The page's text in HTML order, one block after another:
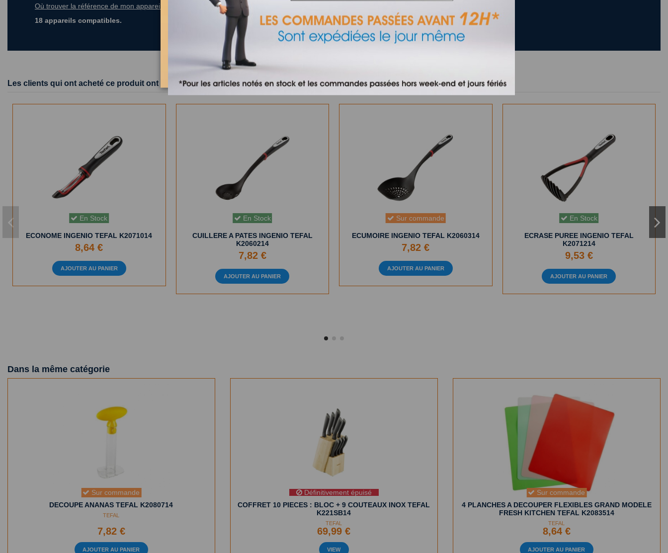
Où trouver la référence de mon appareil ?
18 appareils compatibles.
Les clients qui ont acheté ce produit ont également acheté :
En Stock
ECONOME INGENIO TEFAL K2071014
8,64 €
AJOUTER AU PANIER
En Stock
CUILLERE A PATES INGENIO TEFAL
K2060214
7,82 €
AJOUTER AU PANIER
Sur commande
ECUMOIRE INGENIO TEFAL K2060314
7,82 €
AJOUTER AU PANIER
En Stock
ECRASE PUREE INGENIO TEFAL
K2071214
9,53 €
AJOUTER AU PANIER
Dans la même catégorie
Sur commande
DECOUPE ANANAS TEFAL K2080714
TEFAL
7,82 €
AJOUTER AU PANIER
Définitivement épuisé
COFFRET 10 PIECES : BLOC + 9 COUTEAUX INOX TEFAL
K221SB14
TEFAL
69,99 €
VIEW
Sur commande
4 PLANCHES A DECOUPER FLEXIBLES GRAND MODELE
FRESH KITCHEN TEFAL K2083514
TEFAL
8,64 €
AJOUTER AU PANIER